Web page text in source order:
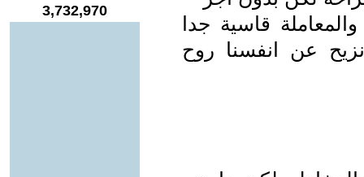
قاسية جدا
نزيح عن انفسنا روح
3,732,970